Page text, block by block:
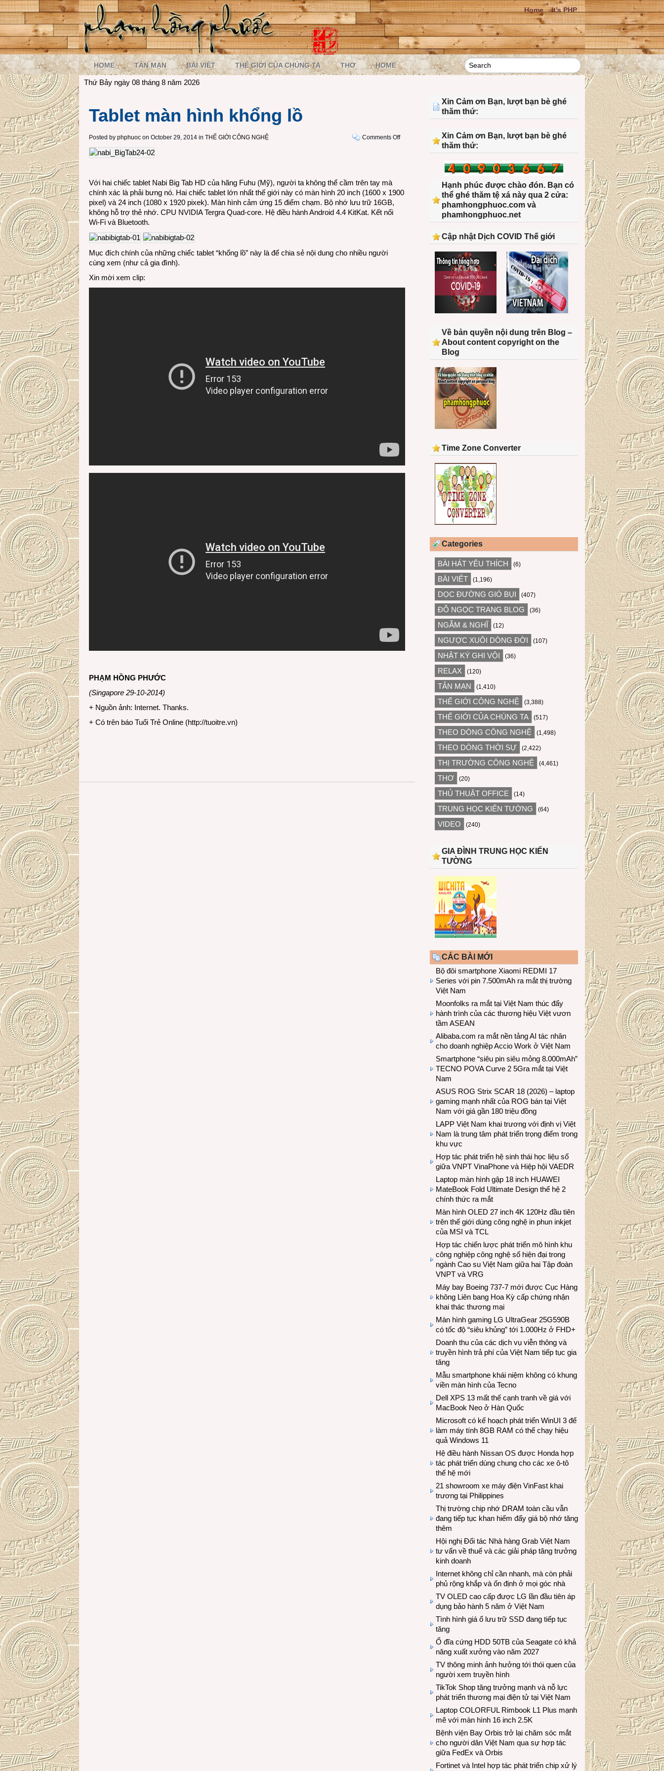
Home It’s PHP
HOME TẢN MẠN BÀI VIẾT THẾ GIỚI CỦA CHÚNG TA THƠ HOME
Thứ Bảy ngày 08 tháng 8 năm 2026
Tablet màn hình khổng lồ
Posted by phphuoc on October 29, 2014 in THẾ GIỚI CÔNG NGHỆ Comments Offon
Với hai chiếc tablet Nabi Big Tab HD của hãng Fuhu (Mỹ), người ta không thể cầm trên tay mà
chính xác là phải bưng nó. Hai chiếc tablet lớn nhất thế giới này có màn hình 20 inch (1600 x 1900
pixel) và 24 inch (1080 x 1920 pixek). Màn hình cảm ứng 15 điểm chạm. Bộ nhớ lưu trữ 16GB,
không hỗ trợ thẻ nhớ. CPU NVIDIA Tergra Quad-core. Hệ điều hành Android 4.4 KitKat. Kết nối
Wi-Fi và Bluetooth.
Mục đích chính của những chiếc tablet “khổng lồ” này là để chia sẻ nội dung cho nhiều người
cùng xem (như cả gia đình).
Xin mời xem clip:
PHẠM HỒNG PHƯỚC
(Singapore 29-10-2014)
+ Nguồn ảnh: Internet. Thanks.
+ Có trên báo Tuổi Trẻ Online (http://tuoitre.vn)
Xin Cảm ơn Bạn, lượt bạn bè ghé
thăm thứ:
Xin Cảm ơn Bạn, lượt bạn bè ghé
thăm thứ:
Hạnh phúc được chào đón. Bạn có
thể ghé thăm tệ xá này qua 2 cửa:
phamhongphuoc.com và
phamhongphuoc.net
Cập nhật Dịch COVID Thế giới
Về bản quyền nội dung trên Blog –
About content copyright on the
Blog
Time Zone Converter
Categories
BÀI HÁT YÊU THÍCH (6)
BÀI VIẾT (1,196)
DỌC ĐƯỜNG GIÓ BỤI (407)
ĐỖ NGỌC TRANG BLOG (36)
NGẪM & NGHĨ (12)
NGƯỢC XUÔI DÒNG ĐỜI (107)
NHẬT KÝ GHI VỘI (36)
RELAX (120)
TẢN MẠN (1,410)
THẾ GIỚI CÔNG NGHỆ (3,388)
THẾ GIỚI CỦA CHÚNG TA (517)
THEO DÒNG CÔNG NGHỆ (1,498)
THEO DÒNG THỜI SỰ (2,422)
THỊ TRƯỜNG CÔNG NGHỆ (4,461)
THƠ (20)
THỦ THUẬT OFFICE (14)
TRUNG HỌC KIẾN TƯỜNG (64)
VIDEO (240)
GIA ĐÌNH TRUNG HỌC KIẾN
TƯỜNG
CÁC BÀI MỚI
Bộ đôi smartphone Xiaomi REDMI 17
Series với pin 7.500mAh ra mắt thị trường
Việt Nam
Moonfolks ra mắt tại Việt Nam thúc đẩy
hành trình của các thương hiệu Việt vươn
tầm ASEAN
Alibaba.com ra mắt nền tảng AI tác nhân
cho doanh nghiệp Accio Work ở Việt Nam
Smartphone “siêu pin siêu mỏng 8.000mAh”
TECNO POVA Curve 2 5Gra mắt tại Việt
Nam
ASUS ROG Strix SCAR 18 (2026) – laptop
gaming mạnh nhất của ROG bán tại Việt
Nam với giá gần 180 triệu đồng
LAPP Việt Nam khai trương với định vị Việt
Nam là trung tâm phát triển trọng điểm trong
khu vực
Hợp tác phát triển hệ sinh thái học liệu số
giữa VNPT VinaPhone và Hiệp hội VAEDR
Laptop màn hình gập 18 inch HUAWEI
MateBook Fold Ultimate Design thế hệ 2
chính thức ra mắt
Màn hình OLED 27 inch 4K 120Hz đầu tiên
trên thế giới dùng công nghệ in phun inkjet
của MSI và TCL
Hợp tác chiến lược phát triển mô hình khu
công nghiệp công nghệ số hiện đại trong
ngành Cao su Việt Nam giữa hai Tập đoàn
VNPT và VRG
Máy bay Boeing 737-7 mới được Cục Hàng
không Liên bang Hoa Kỳ cấp chứng nhận
khai thác thương mại
Màn hình gaming LG UltraGear 25G590B
có tốc độ “siêu khủng” tới 1.000Hz ở FHD+
Doanh thu của các dịch vụ viễn thông và
truyền hình trả phí của Việt Nam tiếp tục gia
tăng
Mẫu smartphone khái niệm không có khung
viền màn hình của Tecno
Dell XPS 13 mất thế cạnh tranh về giá với
MacBook Neo ở Hàn Quốc
Microsoft có kế hoạch phát triển WinUI 3 để
làm máy tính 8GB RAM có thể chạy hiệu
quả Windows 11
Hệ điều hành Nissan OS được Honda hợp
tác phát triển dùng chung cho các xe ô-tô
thế hệ mới
21 showroom xe máy điện VinFast khai
trương tại Philippines
Thị trường chip nhớ DRAM toàn cầu vẫn
đang tiếp tục khan hiếm đẩy giá bộ nhớ tăng
thêm
Hội nghị Đối tác Nhà hàng Grab Việt Nam
tư vấn về thuế và các giải pháp tăng trưởng
kinh doanh
Internet không chỉ cần nhanh, mà còn phải
phủ rộng khắp và ổn định ở mọi góc nhà
TV OLED cao cấp được LG lần đầu tiên áp
dụng bảo hành 5 năm ở Việt Nam
Tình hình giá ổ lưu trữ SSD đang tiếp tục
tăng
Ổ đĩa cứng HDD 50TB của Seagate có khả
năng xuất xưởng vào năm 2027
TV thông minh ảnh hưởng tới thói quen của
người xem truyền hình
TikTok Shop tăng trưởng mạnh và nỗ lực
phát triển thương mại điện tử tại Việt Nam
Laptop COLORFUL Rimbook L1 Plus mạnh
mẽ với màn hình 16 inch 2.5K
Bệnh viện Bay Orbis trở lại chăm sóc mắt
cho người dân Việt Nam qua sự hợp tác
giữa FedEx và Orbis
Fortinet và Intel hợp tác phát triển chip xử lý